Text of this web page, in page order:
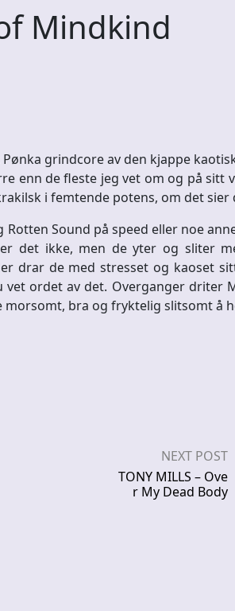
Mindkind
grindcore av den kjappe
enn de fleste jeg vet om og på sitt
i femtende potens, om det sier
Sound på speed eller noe
det ikke, men de yter og sliter
drar de med stresset og kaoset
ordet av det. Overganger driter
morsomt, bra og fryktelig slitsomt å
NEXT POST
TONY MILLS – Ove
r My Dead Body